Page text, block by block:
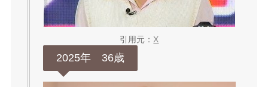
引用元： X
2025年 36歳